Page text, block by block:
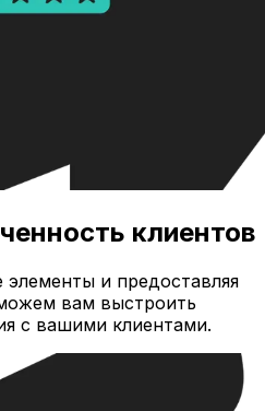
клиентов
и предоставляя
вам выстроить
с вашими клиентами.